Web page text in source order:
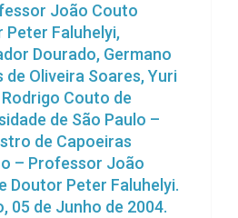
João Couto
Peter Faluhelyi,
Dourado, Germano
Oliveira Soares, Yuri
Couto de
de São Paulo –
de Capoeiras
– Professor João
Doutor Peter Faluhelyi.
05 de Junho de 2004.